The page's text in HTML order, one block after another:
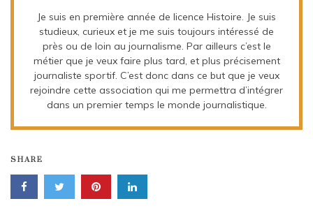
Je suis en première année de licence Histoire. Je suis
studieux, curieux et je me suis toujours intéressé de
près ou de loin au journalisme. Par ailleurs c’est le
métier que je veux faire plus tard, et plus précisement
journaliste sportif. C’est donc dans ce but que je veux
rejoindre cette association qui me permettra d’intégrer
dans un premier temps le monde journalistique.
SHARE